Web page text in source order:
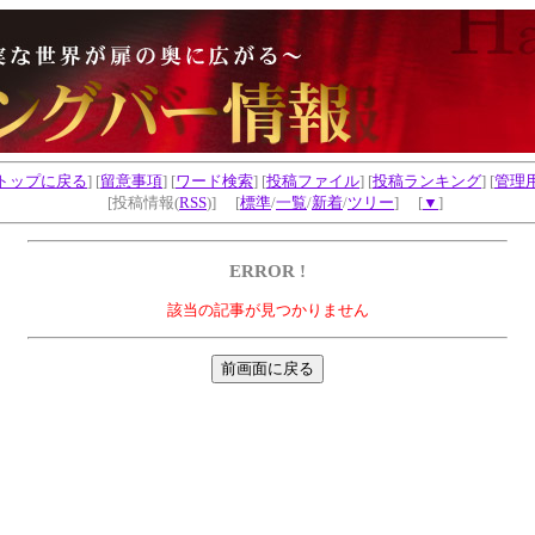
ップに戻る] [留意事項] [ワード検索] [投稿ファイル] [投稿ランキング] [管理
[投稿情報(RSS)] [標準/一覧/新着/ツリー] [▼ ]
ERROR !
該当の記事が見つかりません